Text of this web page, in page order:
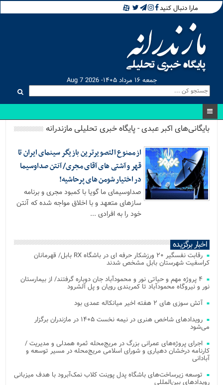
مارا دنبال کنید
جمعه ۱۶ مرداد ۱۴۰۵- Aug 7 2026
بایگانی‌های اکبر عبدی - پایگاه خبری تحلیلی مازندرانه
از ممنوع التصویرترین بازیگر سینمای ایران تا
قهر و آشتی های آقای مجری/ آنتن صداوسیما
در اختیار شومن های پرحاشیه!
صداوسیمای ما گویا با کمبود مجری و برنامه
سازهای متعهد و با اخلاق مواجه شده که آنتن
خود را به افرادی ...
اخبار برگزیده
رقابت نفسگیر ۲۰ ورزشکار حرفه ای در باشگاه RX بابل/ قهرمانان
کراسفیت شهرستان بابل مشخص شدند
۴ پروژه مهم و حیاتی نور و محمودآباد جان دوباره گرفتند/ از بیمارستان
نور و نیروگاه محمودآباد تا کمربندی رویان و پل آلشرود
آتش‌ سوزی‌ های ۲ هفته اخیر میانکاله عمدی بود
رویدادهای شاخص هنری در نیمه نخست ۱۴۰۵ در مازندران برگزار
می‌شود
اجرای پروژه‌های عمرانی بزرگ در مریج‌محله ثمره همدلی و مدیریت /
کارنامه درخشان دهیاری و شورای اسلامی مریج‌محله در مسیر توسعه و
آبادانی
توسعه زیرساخت‌های باشگاه پدل پوینت کلاب نمک‌آبرود با هدف میزبانی
رویدادهای بین‌المللی